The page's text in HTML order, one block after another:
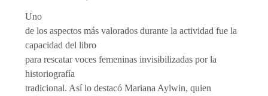
Uno
de los aspectos más valorados durante la actividad fue la
capacidad del libro
para rescatar voces femeninas invisibilizadas por la
historiografía
tradicional. Así lo destacó Mariana Aylwin, quien